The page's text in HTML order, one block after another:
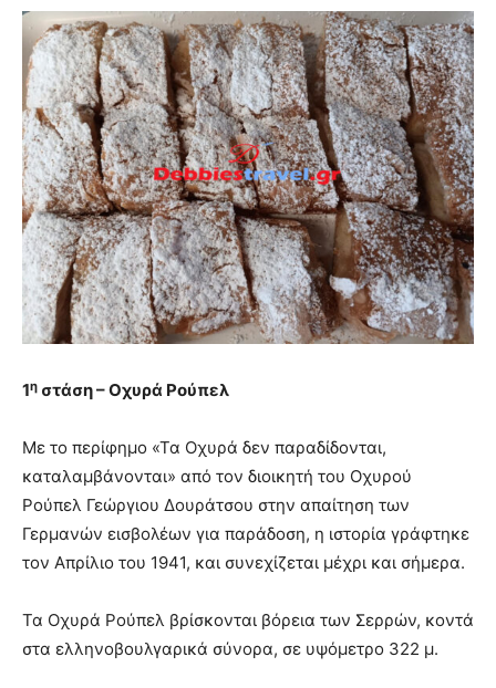
1η στάση – Οχυρά Ρούπελ
Με το περίφημο «Τα Οχυρά δεν παραδίδονται,
καταλαμβάνονται» από τον διοικητή του Οχυρού
Ρούπελ Γεώργιου Δουράτσου στην απαίτηση των
Γερμανών εισβολέων για παράδοση, η ιστορία γράφτηκε
τον Απρίλιο του 1941, και συνεχίζεται μέχρι και σήμερα.
Τα Οχυρά Ρούπελ βρίσκονται βόρεια των Σερρών, κοντά
στα ελληνοβουλγαρικά σύνορα, σε υψόμετρο 322 μ.